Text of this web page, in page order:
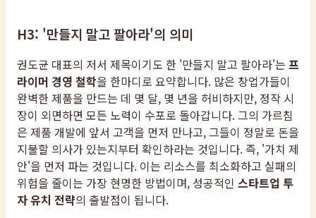
H3: '만들지 말고 팔아라'의 의미
권도균 대표의 저서 제목이기도 한 '만들지 말고 팔아라'는 프
라이머 경영 철학을 한마디로 요약합니다. 많은 창업가들이
완벽한 제품을 만드는 데 몇 달, 몇 년을 허비하지만, 정작 시
장이 외면하면 모든 노력이 수포로 돌아갑니다. 그의 가르침
은 제품 개발에 앞서 고객을 먼저 만나고, 그들이 정말로 돈을
지불할 의사가 있는지부터 확인하라는 것입니다. 즉, '가치 제
안'을 먼저 파는 것입니다. 이는 리소스를 최소화하고 실패의
위험을 줄이는 가장 현명한 방법이며, 성공적인 스타트업 투
자 유치 전략의 출발점이 됩니다.